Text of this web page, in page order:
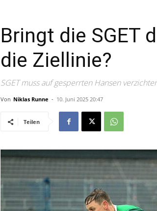
Bringt die SGET
die Ziellinie?
SGET muss auf gesperrten Hansen
Von Niklas Runne - 10. Juni 2025 20:47
Teilen